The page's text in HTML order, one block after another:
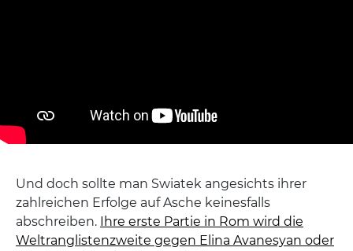
Und doch sollte man Swiatek angesichts ihrer
zahlreichen Erfolge auf Asche keinesfalls
abschreiben. Ihre erste Partie in Rom wird die
Weltranglistenzweite gegen Elina Avanesyan oder